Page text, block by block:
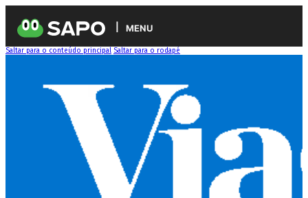
MENU
Saltar para o conteúdo principal Saltar para o rodapé